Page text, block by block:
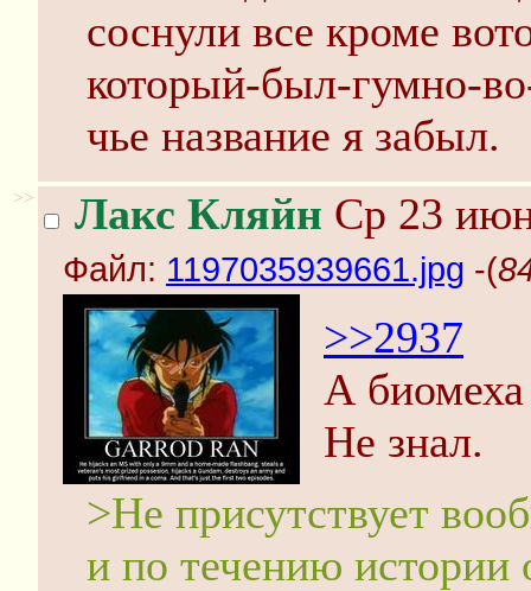
соснули все кроме
который-был-гумно-
чье название я забыл.
>> Лакс Кляйн Ср 23
Файл: 1197035939661.jpg -(
>>2937
А
Не знал.
>Не присутствует
и по течению истории